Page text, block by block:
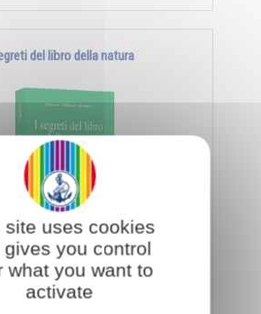
del libro della natura
natura - Il giorno e la notte - La
palude - Il matrimonio, simbolo
site uses cookies
gives you control
what you want to
activate